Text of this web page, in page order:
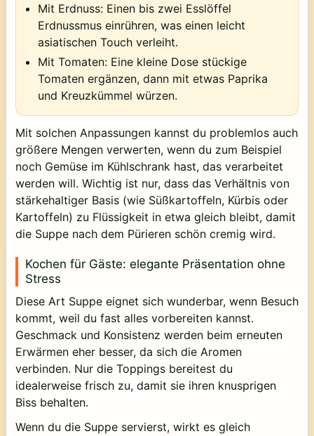
Mit Erdnuss: Einen bis zwei Esslöffel
Erdnussmus einrühren, was einen leicht
asiatischen Touch verleiht.
Mit Tomaten: Eine kleine Dose stückige
Tomaten ergänzen, dann mit etwas Paprika
und Kreuzkümmel würzen.
Mit solchen Anpassungen kannst du problemlos auch
größere Mengen verwerten, wenn du zum Beispiel
noch Gemüse im Kühlschrank hast, das verarbeitet
werden will. Wichtig ist nur, dass das Verhältnis von
stärkehaltiger Basis (wie Süßkartoffeln, Kürbis oder
Kartoffeln) zu Flüssigkeit in etwa gleich bleibt, damit
die Suppe nach dem Pürieren schön cremig wird.
Kochen für Gäste: elegante Präsentation ohne
Stress
Diese Art Suppe eignet sich wunderbar, wenn Besuch
kommt, weil du fast alles vorbereiten kannst.
Geschmack und Konsistenz werden beim erneuten
Erwärmen eher besser, da sich die Aromen
verbinden. Nur die Toppings bereitest du
idealerweise frisch zu, damit sie ihren knusprigen
Biss behalten.
Wenn du die Suppe servierst, wirkt es gleich